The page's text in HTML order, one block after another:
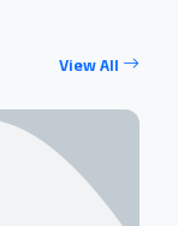
View All